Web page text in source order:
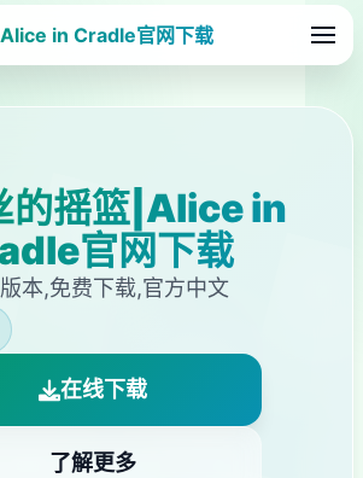
in Cradle官网下载
的摇篮|Alice in
官网下载
本,免费下载,官方中文
在线下载
了解更多